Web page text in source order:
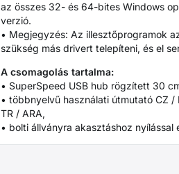
az összes 32- és 64-bites Windows
verzió.
• Megjegyzés: Az illesztőprogramok
szükség más drivert telepíteni, és el
A csomagolás tartalma:
• SuperSpeed USB hub rögzített 30
• többnyelvű használati útmutató CZ /
TR / ARA,
• bolti állványra akasztáshoz nyílással